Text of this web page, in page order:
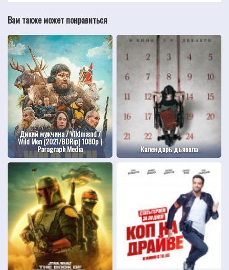
Вам также может понравиться
Дикий мужчина / Vildmænd /
Wild Men (2021/BDRip) 1080p |
Paragraph Media Календарь дьявола